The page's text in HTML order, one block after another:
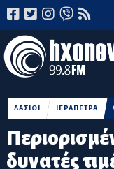
δυνατές
ΛΑΣΙΘΙ ΙΕΡΑΠΕΤΡΑ